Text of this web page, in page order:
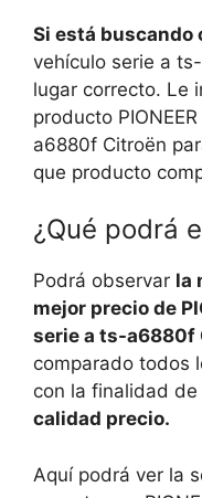
Si está buscando
vehículo serie a
lugar correcto. Le
producto
a6880f Citroën
que producto
¿Qué podrá
Podrá observar la
mejor precio de
serie a ts-a6880f
comparado todos
con la finalidad de
calidad precio.
Aquí podrá ver la